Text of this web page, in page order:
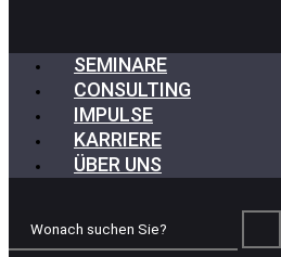
SEMINARE
CONSULTING
IMPULSE
KARRIERE
ÜBER UNS
Wonach